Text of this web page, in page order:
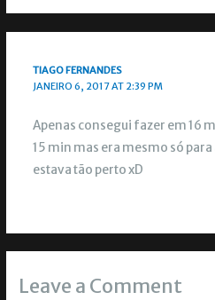
TIAGO FERNANDES
JANEIRO 6, 2017 AT 2:39 PM
Apenas consegui fazer em 16
15 min mas era mesmo só
estava tão perto xD
Leave a Comment